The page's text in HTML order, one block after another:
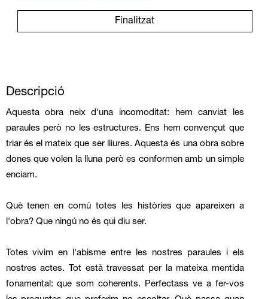
Finalitzat
Descripció
Aquesta obra neix d'una incomoditat: hem canviat les
paraules però no les estructures. Ens hem convençut que
triar és el mateix que ser lliures. Aquesta és una obra sobre
dones que volen la lluna però es conformen amb un simple
enciam.
Què tenen en comú totes les històries que apareixen a
l'obra? Que ningú no és qui diu ser.
Totes vivim en l'abisme entre les nostres paraules i els
nostres actes. Tot està travessat per la mateixa mentida
fonamental: que som coherents. Perfectass ve a fer-vos